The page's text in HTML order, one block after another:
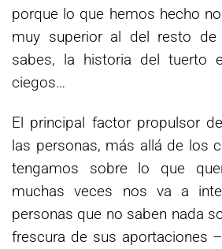
porque lo que hemos hecho
muy superior al del resto de
sabes, la historia del tuerto
ciegos…
El principal factor propulsor
las personas, más allá de los
tengamos sobre lo que
muchas veces nos va a
personas que no saben nada
frescura de sus aportaciones